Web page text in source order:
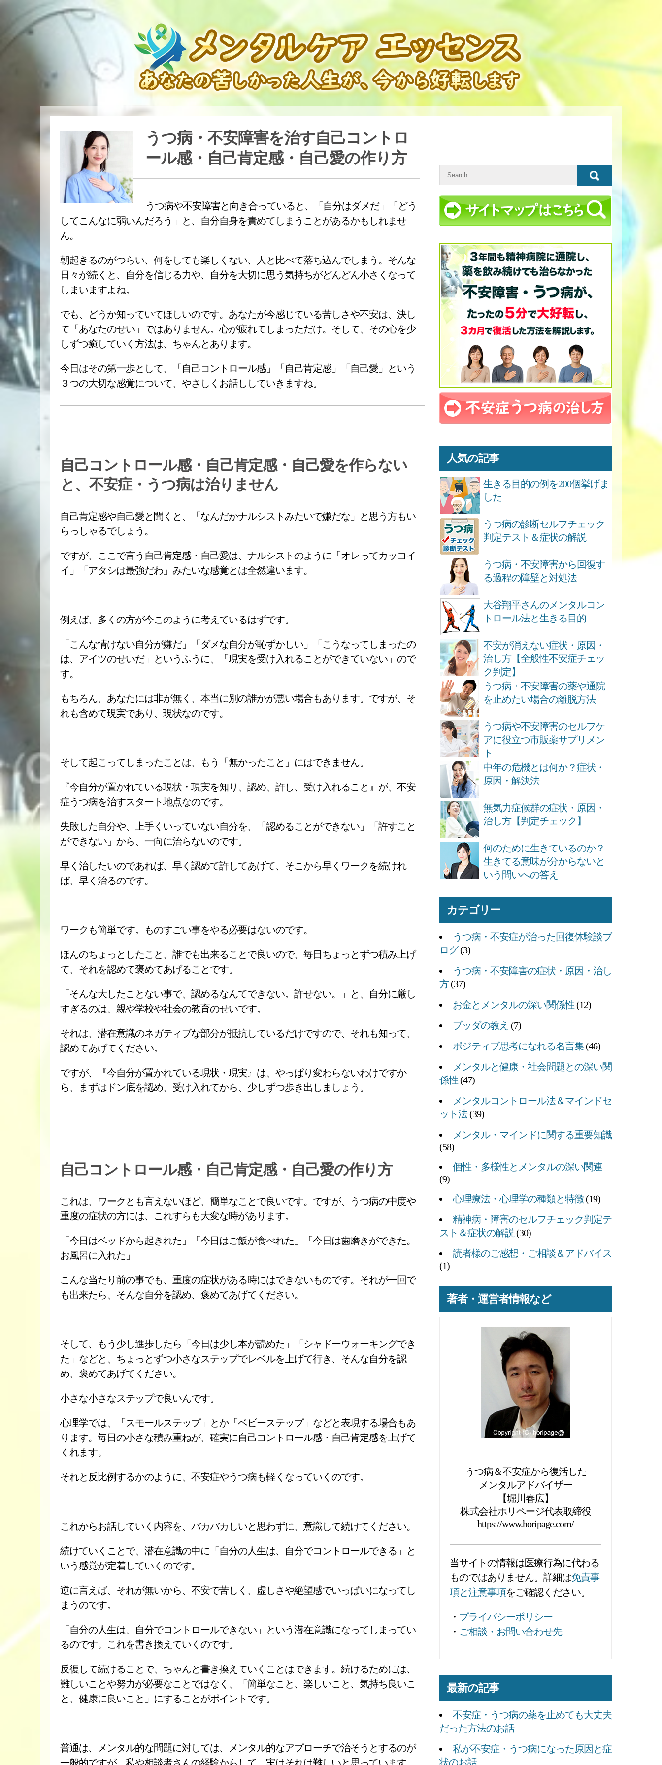
うつ病・不安障害を治す自己コントロ
ール感・自己肯定感・自己愛の作り方
うつ病や不安障害と向き合っていると、「自分はダメだ」「どう
してこんなに弱いんだろう」と、自分自身を責めてしまうことがあるかもしれませ
ん。
朝起きるのがつらい、何をしても楽しくない、人と比べて落ち込んでしまう。そんな
日々が続くと、自分を信じる力や、自分を大切に思う気持ちがどんどん小さくなって
しまいますよね。
でも、どうか知っていてほしいのです。あなたが今感じている苦しさや不安は、決し
て「あなたのせい」ではありません。心が疲れてしまっただけ。そして、その心を少
しずつ癒していく方法は、ちゃんとあります。
今日はその第一歩として、「自己コントロール感」「自己肯定感」「自己愛」という
３つの大切な感覚について、やさしくお話ししていきますね。
自己コントロール感・自己肯定感・自己愛を作らない
と、不安症・うつ病は治りません
自己肯定感や自己愛と聞くと、「なんだかナルシストみたいで嫌だな」と思う方もい
らっしゃるでしょう。
ですが、ここで言う自己肯定感・自己愛は、ナルシストのように「オレってカッコイ
イ」「アタシは最強だわ」みたいな感覚とは全然違います。
例えば、多くの方が今このように考えているはずです。
「こんな情けない自分が嫌だ」「ダメな自分が恥ずかしい」「こうなってしまったの
は、アイツのせいだ」というふうに、「現実を受け入れることができていない」ので
す。
もちろん、あなたには非が無く、本当に別の誰かが悪い場合もあります。ですが、そ
れも含めて現実であり、現状なのです。
そして起こってしまったことは、もう「無かったこと」にはできません。
『今自分が置かれている現状・現実を知り、認め、許し、受け入れること』が、不安
症うつ病を治すスタート地点なのです。
失敗した自分や、上手くいっていない自分を、「認めることができない」「許すこと
ができない」から、一向に治らないのです。
早く治したいのであれば、早く認めて許してあげて、そこから早くワークを続けれ
ば、早く治るのです。
ワークも簡単です。ものすごい事をやる必要はないのです。
ほんのちょっとしたこと、誰でも出来ることで良いので、毎日ちょっとずつ積み上げ
て、それを認めて褒めてあげることです。
「そんな大したことない事で、認めるなんてできない。許せない。」と、自分に厳し
すぎるのは、親や学校や社会の教育のせいです。
それは、潜在意識のネガティブな部分が抵抗しているだけですので、それも知って、
認めてあげてください。
ですが、『今自分が置かれている現状・現実』は、やっぱり変わらないわけですか
ら、まずはドン底を認め、受け入れてから、少しずつ歩き出しましょう。
自己コントロール感・自己肯定感・自己愛の作り方
これは、ワークとも言えないほど、簡単なことで良いです。ですが、うつ病の中度や
重度の症状の方には、これすらも大変な時があります。
「今日はベッドから起きれた」「今日はご飯が食べれた」「今日は歯磨きができた。
お風呂に入れた」
こんな当たり前の事でも、重度の症状がある時にはできないものです。それが一回で
も出来たら、そんな自分を認め、褒めてあげてください。
そして、もう少し進歩したら「今日は少し本が読めた」「シャドーウォーキングでき
た」などと、ちょっとずつ小さなステップでレベルを上げて行き、そんな自分を認
め、褒めてあげてください。
小さな小さなステップで良いんです。
心理学では、「スモールステップ」とか「ベビーステップ」などと表現する場合もあ
ります。毎日の小さな積み重ねが、確実に自己コントロール感・自己肯定感を上げて
くれます。
それと反比例するかのように、不安症やうつ病も軽くなっていくのです。
これからお話していく内容を、バカバカしいと思わずに、意識して続けてください。
続けていくことで、潜在意識の中に「自分の人生は、自分でコントロールできる」と
いう感覚が定着していくのです。
逆に言えば、それが無いから、不安で苦しく、虚しさや絶望感でいっぱいになってし
まうのです。
「自分の人生は、自分でコントロールできない」という潜在意識になってしまってい
るのです。これを書き換えていくのです。
反復して続けることで、ちゃんと書き換えていくことはできます。続けるためには、
難しいことや努力が必要なことではなく、「簡単なこと、楽しいこと、気持ち良いこ
と、健康に良いこと」にすることがポイントです。
普通は、メンタル的な問題に対しては、メンタル的なアプローチで治そうとするのが
一般的ですが、私や相談者さんの経験からして、実はそれは難しいと思っています。
人気の記事
生きる目的の例を200個挙げま
した
うつ病の診断セルフチェック
判定テスト＆症状の解説
うつ病・不安障害から回復す
る過程の障壁と対処法
大谷翔平さんのメンタルコン
トロール法と生きる目的
不安が消えない症状・原因・
治し方【全般性不安症チェッ
ク判定】
うつ病・不安障害の薬や通院
を止めたい場合の離脱方法
うつ病や不安障害のセルフケ
アに役立つ市販薬サプリメン
ト
中年の危機とは何か？症状・
原因・解決法
無気力症候群の症状・原因・
治し方【判定チェック】
何のために生きているのか？
生きてる意味が分からないと
いう問いへの答え
カテゴリー
うつ病・不安症が治った回復体験談ブ
ログ(3)
うつ病・不安障害の症状・原因・治し
方(37)
お金とメンタルの深い関係性(12)
ブッダの教え (7)
ポジティブ思考になれる名言集(46)
メンタルと健康・社会問題との深い関
係性(47)
メンタルコントロール法＆マインドセ
ット法(39)
メンタル・マインドに関する重要知識
(58)
個性・多様性とメンタルの深い関連
(9)
心理療法・心理学の種類と特徴(19)
精神病・障害のセルフチェック判定テ
スト＆症状の解説 (30)
読者様のご感想・ご相談＆アドバイス
(1)
著者・運営者情報など
うつ病＆不安症から復活した
メンタルアドバイザー
【堀川春広】
株式会社ホリページ代表取締役
https://www.horipage.com/
当サイトの情報は医療行為に代わる
ものではありません。詳細は免責事
項と注意事項をご確認ください。
・ プライバシーポリシー
・ ご相談・お問い合わせ先
最新の記事
不安症・うつ病の薬を止めても大丈夫
だった方法のお話
私が不安症・うつ病になった原因と症
状のお話